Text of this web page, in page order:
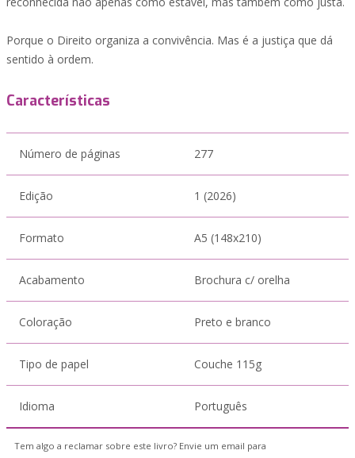
Porque o Direito organiza a convivência. Mas é a justiça que dá
sentido à ordem.
Características
Número de páginas 277
Edição 1 (2026)
Formato A5 (148x210)
Acabamento Brochura c/ orelha
Coloração Preto e branco
Tipo de papel Couche 115g
Idioma Português
Tem algo a reclamar sobre este livro? Envie um email para